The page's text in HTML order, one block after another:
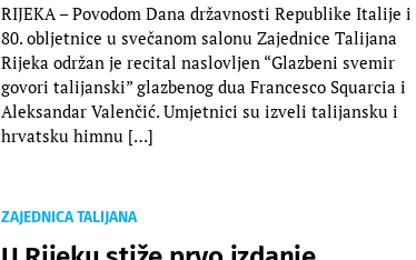
RIJEKA – Povodom Dana državnosti Republike Italije i
80. obljetnice u svečanom salonu Zajednice Talijana
Rijeka održan je recital naslovljen “Glazbeni svemir
govori talijanski” glazbenog dua Francesco Squarcia i
Aleksandar Valenčić. Umjetnici su izveli talijansku i
hrvatsku himnu […]
ZAJEDNICA TALIJANA